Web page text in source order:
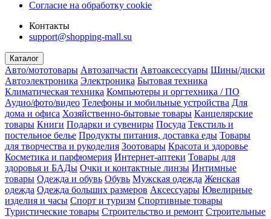
Согласие на обработку cookie
Контакты
support@shopping-mall.su
Каталог
Авто/мототовары Автозапчасти Автоаксессуары Шины/диски
Автоэлектроника Электроника Бытовая техника
Климатическая техника Компьютеры и оргтехника / ПО
Аудио/фото/видео Телефоны и мобильные устройства Для
дома и офиса Хозяйственно-бытовые товары Канцелярские
товары Книги Подарки и сувениры Посуда Текстиль и
постельное белье Продукты питания, доставка еды Товары
для творчества и рукоделия Зоотовары Красота и здоровье
Косметика и парфюмерия Интернет-аптеки Товары для
здоровья и БАДы Очки и контактные линзы Интимные
товары Одежда и обувь Обувь Мужская одежда Женская
одежда Одежда больших размеров Аксессуары Ювелирные
изделия и часы Спорт и туризм Спортивные товары
Туристические товары Строительство и ремонт Строительные